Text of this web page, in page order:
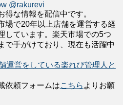
@rakurevi
な情報を配信中です。
場で20年以上店舗を運営する経
しています。楽天市場での5つ
で手がけており、現在も活躍中
運営をしている楽れび管理人と
依頼フォームはこちら よりお願